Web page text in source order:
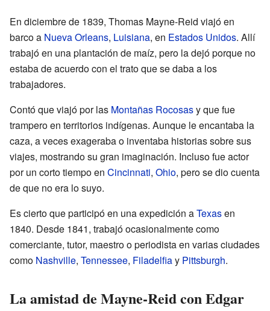
En diciembre de 1839, Thomas Mayne-Reid viajó en
barco a Nueva Orleans, Luisiana, en Estados Unidos. Allí
trabajó en una plantación de maíz, pero la dejó porque no
estaba de acuerdo con el trato que se daba a los
trabajadores.
Contó que viajó por las Montañas Rocosasy que fue
trampero en territorios indígenas. Aunque le encantaba la
caza, a veces exageraba o inventaba historias sobre sus
viajes, mostrando su gran imaginación. Incluso fue actor
por un corto tiempo en Cincinnati, Ohio, pero se dio cuenta
de que no era lo suyo.
Es cierto que participó en una expedición aTexasen
1840. Desde 1841, trabajó ocasionalmente como
comerciante, tutor, maestro o periodista en varias ciudades
como Nashville, Tennessee, Filadelfiay Pittsburgh.
La amistad de Mayne-Reid con Edgar